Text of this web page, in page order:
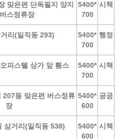
맞은편 단독필지 양지
스정류장
5400*
700
시책
리(일직동 293)
5400*
700
행정
피스텔 상가 앞 휀스
5400*
700
시책
207동 맞은편 버스정류
장
5400*
600
공공
삼거리(일직동 538)
5400*
600
시책